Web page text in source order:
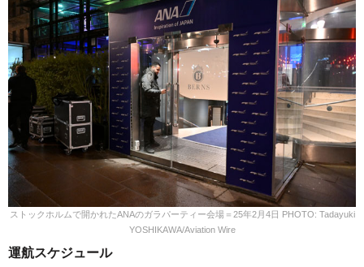
ストックホルムで開かれたANAのガラパーティー会場＝25年2月4日 PHOTO: Tadayuki
YOSHIKAWA/Aviation Wire
運航スケジュール